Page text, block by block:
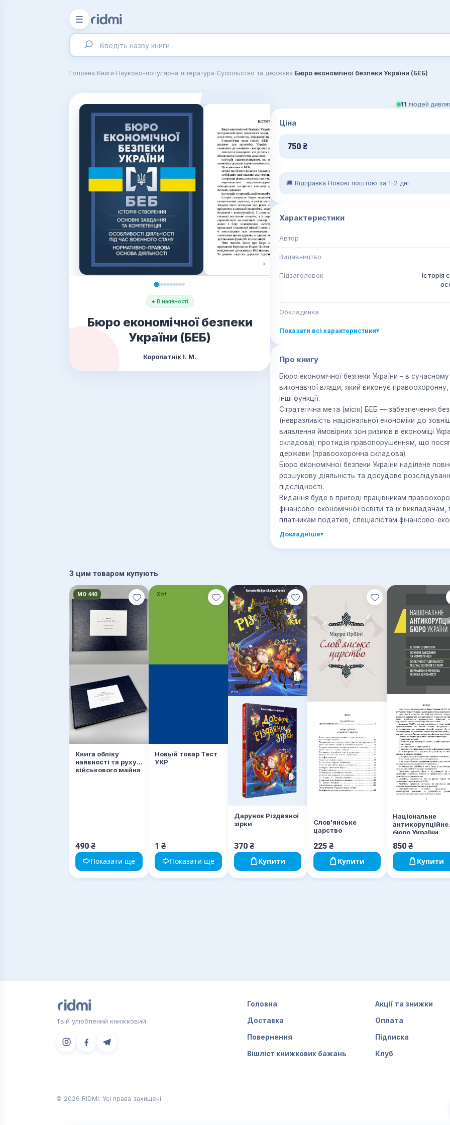
☰
Головна›Книги›Науково-популярна література›Суспільство та держава›Бюро економічної безпеки України (БЕБ)
● В наявності
Бюро економічної безпеки
України (БЕБ)
Коропатнік І. М.
11 людей
Ціна
750 ₴
🚚 Відправка Новою поштою за 1–2 дні
Характеристики
Автор
Видавництво
Підзаголовок
Історія
Обкладинка
Показати всі характеристики▾
Про книгу
Бюро економічної безпеки України – в
виконавчої влади, який виконує правоохоронну,
інші функції.
Стратегічна мета (місія) БЕБ — забезпечення
(невразливість національної економіки до
виявлення ймовірних зон ризиків в економіці
складова); протидія правопорушенням, що
держави (правоохоронна складова).
Бюро економічної безпеки України наділене
розшукову діяльність та досудове
підслідності.
Видання буде в пригоді працівникам
фінансово-економічної освіти та їх
платникам податків, спеціалістам фінансово-
Докладніше▾
З цим товаром купують
МО 440
Книга обліку
наявності та руху
військового майна
490 ₴
Показати ще
Хіт!
Новый товар Тест
УКР
1 ₴
Показати ще
Дарунок Різдвяної
зірки
370 ₴
Купити
Слов'янське
царство
225 ₴
Купити
Національне
антикорупційне
бюро України
850 ₴
Купити
Твій улюблений книжковий
Головна Акції та знижки
Доставка Оплата
Повернення Підписка
Вішліст книжкових бажань Клуб
© 2026 RIDMI. Усі права захищені.